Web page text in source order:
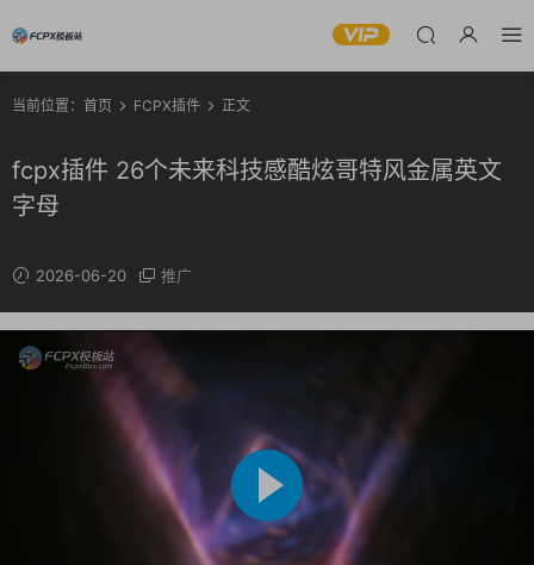
当前位置： 首页 FCPX插件 正文
fcpx插件 26个未来科技感酷炫哥特风金属英文
字母
2026-06-20 推广